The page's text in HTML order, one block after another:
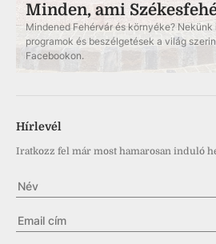
Minden, ami
Mindened Fehérvár és környéke?
programok és beszélgetések a világ
Facebookon.
Hírlevél
Iratkozz fel már most hamarosan induló